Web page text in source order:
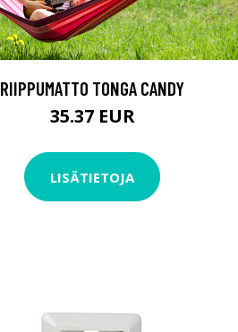
RIIPPUMATTO TONGA CANDY
35.37 EUR
LISÄTIETOJA